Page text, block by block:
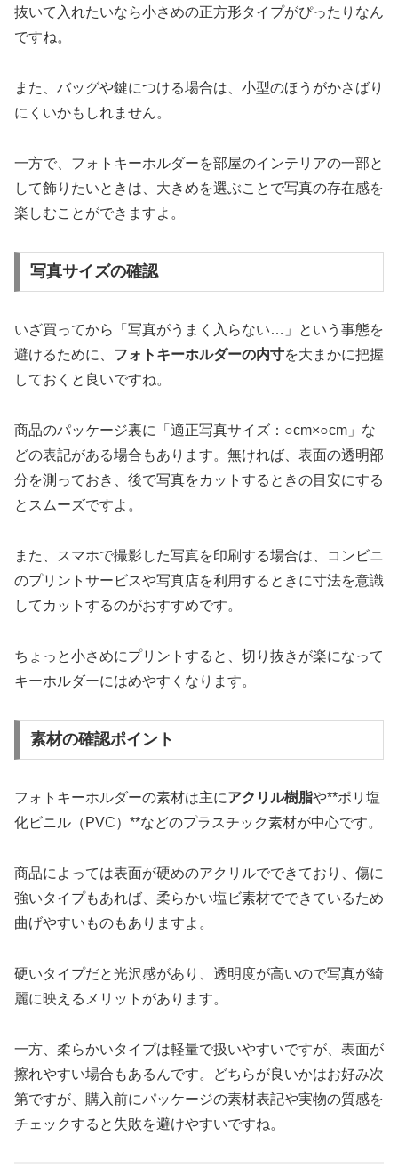
抜いて入れたいなら小さめの正方形タイプがぴったりなん
ですね。
また、バッグや鍵につける場合は、小型のほうがかさばり
にくいかもしれません。
一方で、フォトキーホルダーを部屋のインテリアの一部と
して飾りたいときは、大きめを選ぶことで写真の存在感を
楽しむことができますよ。
写真サイズの確認
いざ買ってから「写真がうまく入らない…」という事態を
避けるために、 フォトキーホルダーの内寸を大まかに把握
しておくと良いですね。
商品のパッケージ裏に「適正写真サイズ：○cm×○cm」な
どの表記がある場合もあります。無ければ、表面の透明部
分を測っておき、後で写真をカットするときの目安にする
とスムーズですよ。
また、スマホで撮影した写真を印刷する場合は、コンビニ
のプリントサービスや写真店を利用するときに寸法を意識
してカットするのがおすすめです。
ちょっと小さめにプリントすると、切り抜きが楽になって
キーホルダーにはめやすくなります。
素材の確認ポイント
フォトキーホルダーの素材は主にアクリル樹脂や**ポリ塩
化ビニル（PVC）**などのプラスチック素材が中心です。
商品によっては表面が硬めのアクリルでできており、傷に
強いタイプもあれば、柔らかい塩ビ素材でできているため
曲げやすいものもありますよ。
硬いタイプだと光沢感があり、透明度が高いので写真が綺
麗に映えるメリットがあります。
一方、柔らかいタイプは軽量で扱いやすいですが、表面が
擦れやすい場合もあるんです。どちらが良いかはお好み次
第ですが、購入前にパッケージの素材表記や実物の質感を
チェックすると失敗を避けやすいですね。